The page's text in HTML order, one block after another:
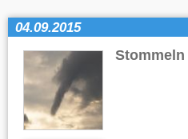
04.09.2015
Stommeln